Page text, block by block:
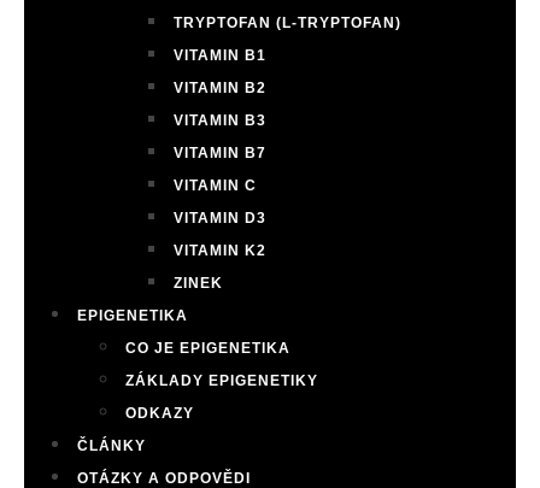
TRYPTOFAN (L-TRYPTOFAN)
VITAMIN B1
VITAMIN B2
VITAMIN B3
VITAMIN B7
VITAMIN C
VITAMIN D3
VITAMIN K2
ZINEK
EPIGENETIKA
CO JE EPIGENETIKA
ZÁKLADY EPIGENETIKY
ODKAZY
ČLÁNKY
OTÁZKY A ODPOVĚDI